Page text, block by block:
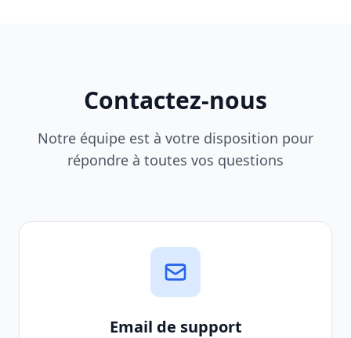
Contactez-nous
Notre équipe est à votre disposition pour
répondre à toutes vos questions
Email de support